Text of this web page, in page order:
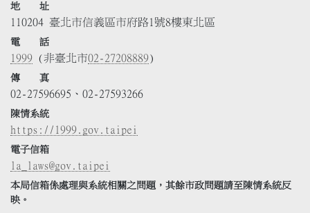
地 址
110204 臺北市信義區市府路1號8樓東北區
電 話
1999 (非臺北市02-27208889)
傳 真
02-27596695、02-27593266
陳情系統
https://1999.gov.taipei
電子信箱
la_laws@gov.taipei
本局信箱係處理與系統相關之問題，其餘市政問題請至陳情系統反
映。